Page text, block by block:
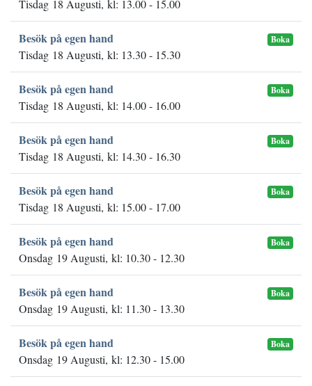
Tisdag 18 Augusti, kl: 13.00 - 15.00
Besök på egen hand Boka
Tisdag 18 Augusti, kl: 13.30 - 15.30
Besök på egen hand Boka
Tisdag 18 Augusti, kl: 14.00 - 16.00
Besök på egen hand Boka
Tisdag 18 Augusti, kl: 14.30 - 16.30
Besök på egen hand Boka
Tisdag 18 Augusti, kl: 15.00 - 17.00
Besök på egen hand Boka
Onsdag 19 Augusti, kl: 10.30 - 12.30
Besök på egen hand Boka
Onsdag 19 Augusti, kl: 11.30 - 13.30
Besök på egen hand Boka
Onsdag 19 Augusti, kl: 12.30 - 15.00